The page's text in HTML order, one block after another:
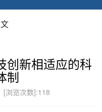
创新相适应的科
制
浏览次数]:118